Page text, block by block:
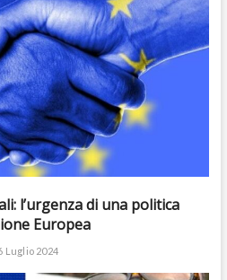
l’urgenza di una politica
Europea
Luglio 2024